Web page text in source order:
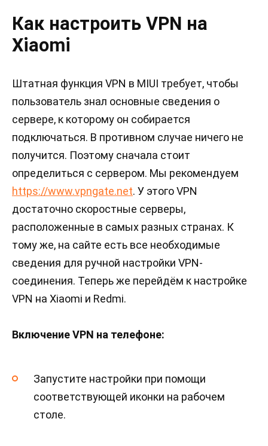
Как настроить VPN на
Xiaomi
Штатная функция VPN в MIUI требует, чтобы
пользователь знал основные сведения о
сервере, к которому он собирается
подключаться. В противном случае ничего не
получится. Поэтому сначала стоит
определиться с сервером. Мы рекомендуем
https://www.vpngate.net. У этого VPN
достаточно скоростные серверы,
расположенные в самых разных странах. К
тому же, на сайте есть все необходимые
сведения для ручной настройки VPN-
соединения. Теперь же перейдём к настройке
VPN на Xiaomi и Redmi.
Включение VPN на телефоне:
Запустите настройки при помощи
соответствующей иконки на рабочем
столе.